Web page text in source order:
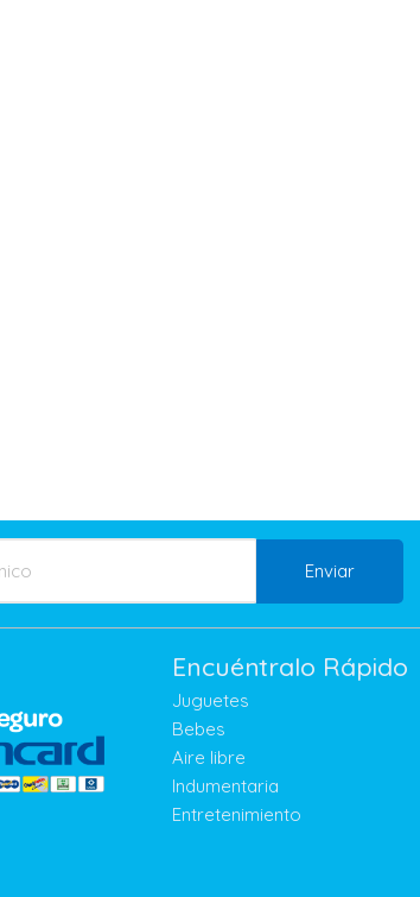
Enviar
Encuéntralo Rápido
Juguetes
Bebes
Aire libre
Indumentaria
Entretenimiento